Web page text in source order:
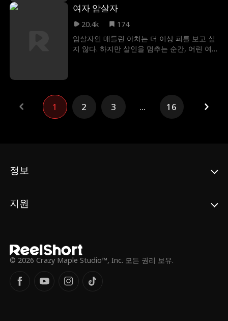
두고 스텔라와 바람을 피운다. 이를 알게 된 클
레어는 마일로와 이혼한 후, 억만장자의 신분
로를 향한 모든 지원을 철회하여 마일로에게
뼈저린 후회를 안겨준다!
여자 암살자
20.4k
174
암살자인 매들린 아처는 더 이상 피를 보고 싶
지 않다. 하지만 살인을 멈추는 순간, 어린 여
녀가 처음이자 유일하게 사랑했던 남자라는
점이다. 게다가 그는 여전히 매들린을 되찾고
싶어 한다.
1 2 3 ... 16
정보
지원
© 2026 Crazy Maple Studio™, Inc. 모든 권리 보유.